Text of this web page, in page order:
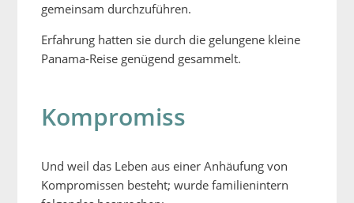
gemeinsam durchzuführen.
Erfahrung hatten sie durch die gelungene kleine
Panama-Reise genügend gesammelt.
Kompromiss
Und weil das Leben aus einer Anhäufung von
Kompromissen besteht; wurde familienintern